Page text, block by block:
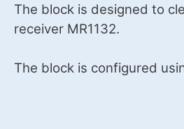
The block is designed to
receiver MR1132.
The block is configured